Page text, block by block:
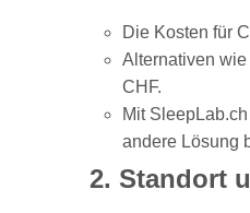
Die Kosten für
Alternativen
CHF.
Mit
andere Lösung
2. Standort